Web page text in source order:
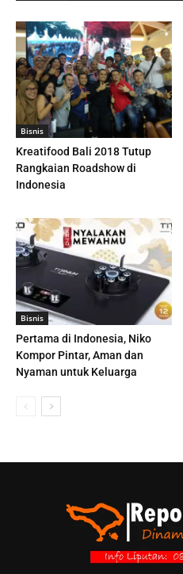
Bisnis
Kreatifood Bali 2018 Tutup
Rangkaian Roadshow di
Indonesia
Bisnis
Pertama di Indonesia, Niko
Kompor Pintar, Aman dan
Nyaman untuk Keluarga